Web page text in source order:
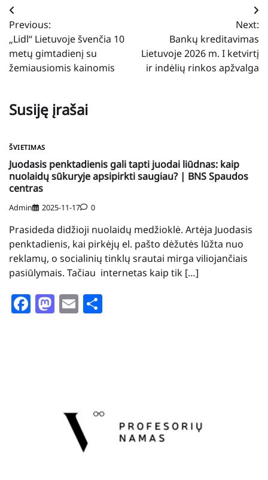
Navigacija
tarp
įrašų
Previous:
„Lidl“ Lietuvoje švenčia 10
metų gimtadienį su
žemiausiomis kainomis
Next:
Bankų kreditavimas
Lietuvoje 2026 m. I ketvirtį
ir indėlių rinkos apžvalga
Susiję įrašai
ŠVIETIMAS
Juodasis penktadienis gali tapti juodai liūdnas: kaip
nuolaidų sūkuryje apsipirkti saugiau? | BNS Spaudos
centras
Admin 2025-11-17 0
Prasideda didžioji nuolaidų medžioklė. Artėja Juodasis
penktadienis, kai pirkėjų el. pašto dėžutės lūžta nuo
reklamų, o socialinių tinklų srautai mirga viliojančiais
pasiūlymais. Tačiau internetas kaip tik […]
Facebook
Mastodon
Email